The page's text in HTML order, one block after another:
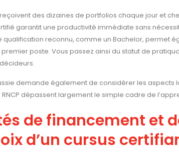
des dizaines de portfolios chaque jour et
garantit une productivité immédiate sans
qualification reconnu, comme un Bachelor, permet
poste. Vous passez ainsi du statut de
demande également de considérer les aspects
RNCP dépassent largement le simple cadre de
de financement et
d’un cursus